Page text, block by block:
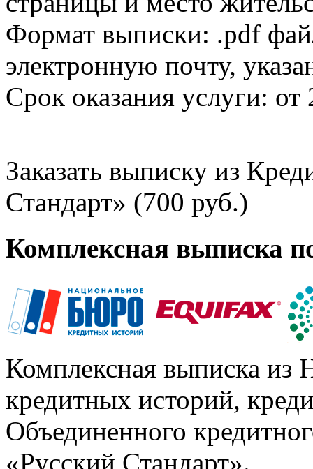
Формат выписки: .pdf
электронную почту,
Срок оказания услуги: от
Заказать выписку из
Стандарт» (700 руб.)
Комплексная выписка
Комплексная выписка из
кредитных историй,
Объединенного
«Русский Стандарт».